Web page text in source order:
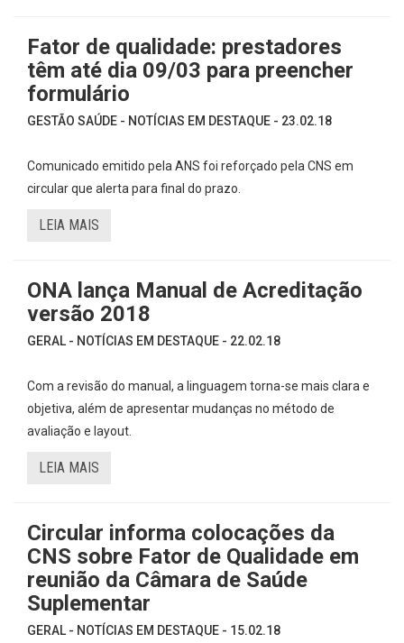
Fator de qualidade: prestadores
têm até dia 09/03 para preencher
formulário
GESTÃO SAÚDE - NOTÍCIAS EM DESTAQUE - 23.02.18
Comunicado emitido pela ANS foi reforçado pela CNS em
circular que alerta para final do prazo.
LEIA MAIS
ONA lança Manual de Acreditação
versão 2018
GERAL - NOTÍCIAS EM DESTAQUE - 22.02.18
Com a revisão do manual, a linguagem torna-se mais clara e
objetiva, além de apresentar mudanças no método de
avaliação e layout.
LEIA MAIS
Circular informa colocações da
CNS sobre Fator de Qualidade em
reunião da Câmara de Saúde
Suplementar
GERAL - NOTÍCIAS EM DESTAQUE - 15.02.18